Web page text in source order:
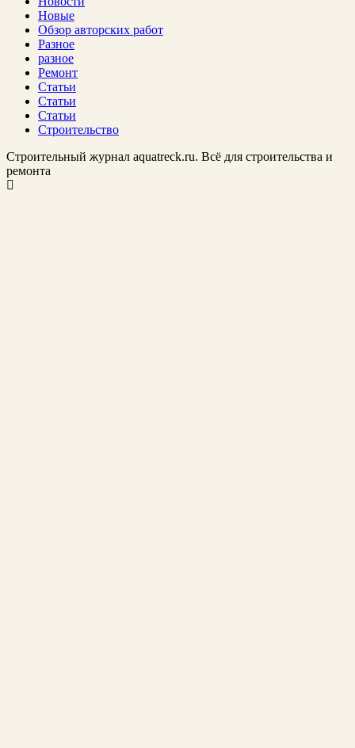
Новые
Обзор авторских работ
Разное
разное
Ремонт
Статьи
Статьи
Статьи
Строительство
Строительный журнал aquatreck.ru. Всё для строительства и
ремонта